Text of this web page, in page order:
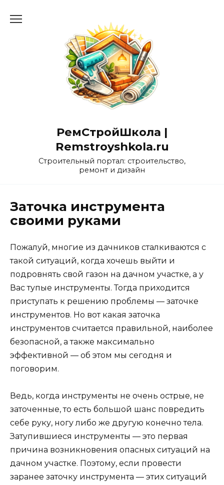
РемСтройШкола |
Remstroyshkola.ru
Строительный портал: строительство,
ремонт и дизайн
Заточка инструмента
своими руками
Пожалуй, многие из дачников сталкиваются с
такой ситуаций, когда хочешь выйти и
подровнять свой газон на дачном участке, а у
Вас тупые инструменты. Тогда приходится
приступать к решению проблемы — заточке
инструментов. Но вот какая заточка
инструментов считается правильной, наиболее
безопасной, а также максимально
эффективной — об этом мы сегодня и
поговорим.
Ведь, когда инструменты не очень острые, не
заточенные, то есть большой шанс повредить
себе руку, ногу либо же другую конечно тела.
Затупившиеся инструменты — это первая
причина возникновения опасных ситуаций на
дачном участке. Поэтому, если провести
заранее заточку инструмента — этих ситуаций